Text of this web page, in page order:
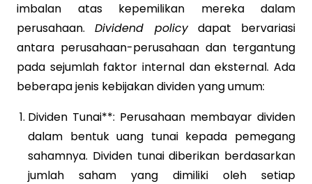
imbalan atas kepemilikan mereka dalam
perusahaan.Dividend policydapat bervariasi
antara perusahaan-perusahaan dan tergantung
pada sejumlah faktor internal dan eksternal. Ada
beberapa jenis kebijakan dividen yang umum:
Dividen Tunai**: Perusahaan membayar dividen
dalam bentuk uang tunai kepada pemegang
sahamnya. Dividen tunai diberikan berdasarkan
jumlah saham yang dimiliki oleh setiap